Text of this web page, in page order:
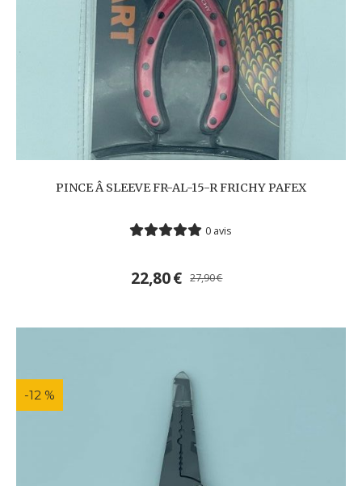
PINCE Â SLEEVE FR-AL-15-R FRICHY PAFEX
0 avis
22,80€ 27,90€
-12 %